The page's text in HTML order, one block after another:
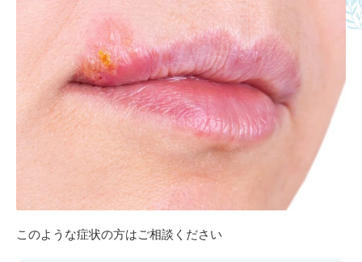
このような症状の方はご相談ください